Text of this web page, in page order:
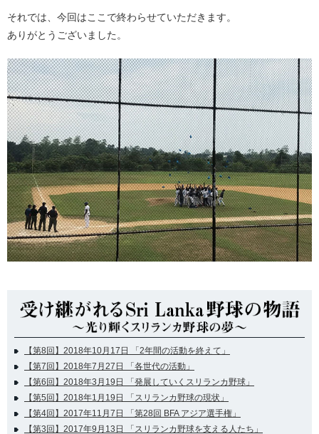
それでは、今回はここで終わらせていただきます。
ありがとうございました。
【第8回】2018年10月17日 「2年間の活動を終えて」
【第7回】2018年7月27日 「各世代の活動」
【第6回】2018年3月19日 「発展していくスリランカ野球」
【第5回】2018年1月19日 「スリランカ野球の現状」
【第4回】2017年11月7日 「第28回 BFA アジア選手権」
【第3回】2017年9月13日 「スリランカ野球を支える人たち」